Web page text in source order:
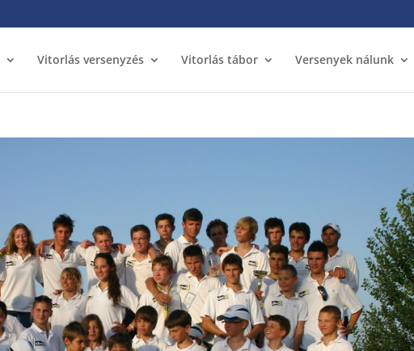
Vitorlás versenyzés Vitorlás tábor Versenyek nálunk